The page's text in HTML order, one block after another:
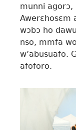
munni agorɔ,
Awerɛhosɛm
wɔbɔ ho
nso, mmfa
w’abusuafo.
afoforo.